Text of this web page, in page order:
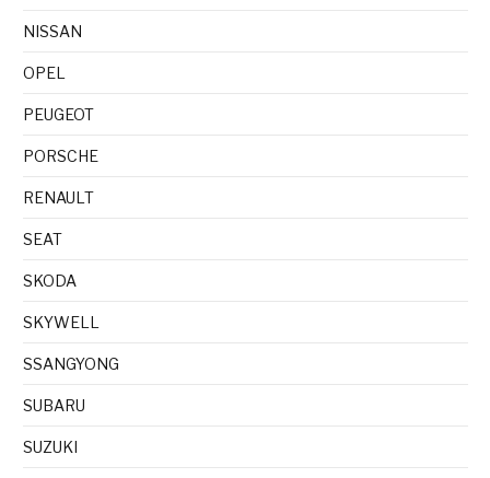
NISSAN
OPEL
PEUGEOT
PORSCHE
RENAULT
SEAT
SKODA
SKYWELL
SSANGYONG
SUBARU
SUZUKI